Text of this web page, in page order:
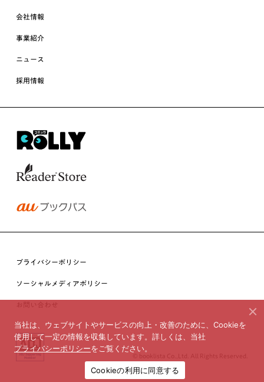
会社情報
事業紹介
ニュース
採用情報
プライバシーポリシー
ソーシャルメディアポリシー
お問い合わせ
© booklista Co.,Ltd. All Rights Reserved.
当社は、ウェブサイトやサービスの向上・改善のために、Cookieを
使用して一定の情報を収集しています。詳しくは、当社
プライバシーポリシーをご覧ください。
Cookieの利用に同意する